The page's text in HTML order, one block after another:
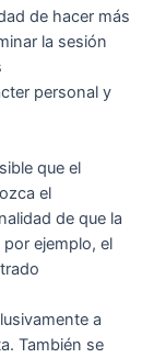
de hacer más
la sesión
personal y
que el
el
de que la
ejemplo, el
a
También se